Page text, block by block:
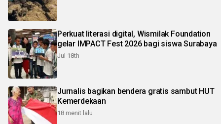
Perkuat literasi digital, Wismilak Foundation
gelar IMPACT Fest 2026 bagi siswa Surabaya
Jul 18th
Jurnalis bagikan bendera gratis sambut HUT
Kemerdekaan
18 menit lalu